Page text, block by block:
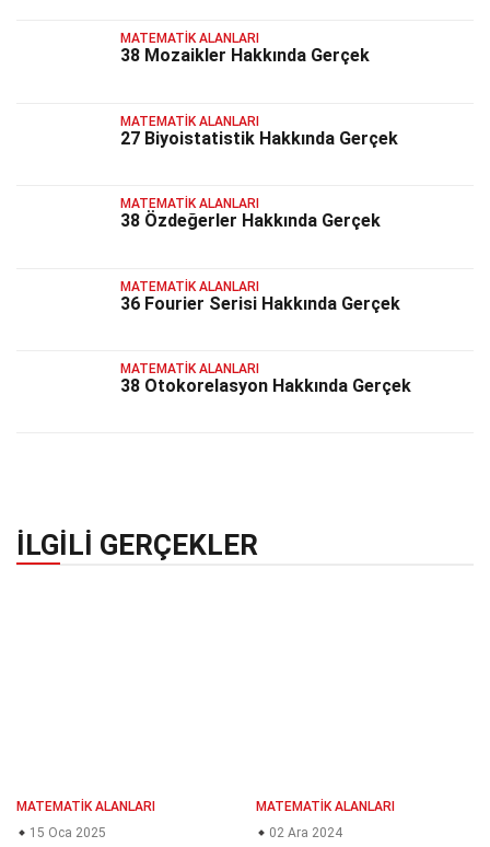
MATEMATIK ALANLARI
38 Mozaikler Hakkında Gerçek
MATEMATIK ALANLARI
27 Biyoistatistik Hakkında Gerçek
MATEMATIK ALANLARI
38 Özdeğerler Hakkında Gerçek
MATEMATIK ALANLARI
36 Fourier Serisi Hakkında Gerçek
MATEMATIK ALANLARI
38 Otokorelasyon Hakkında Gerçek
İLGILI GERÇEKLER
MATEMATIK ALANLARI
15 Oca 2025
MATEMATIK ALANLARI
02 Ara 2024